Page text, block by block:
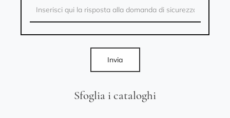
Sfoglia i cataloghi
Invia